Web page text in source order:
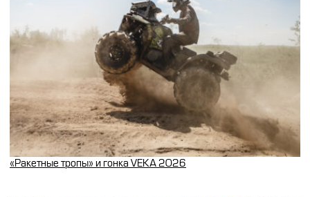
«Ракетные тропы» и гонка VEKA 2026